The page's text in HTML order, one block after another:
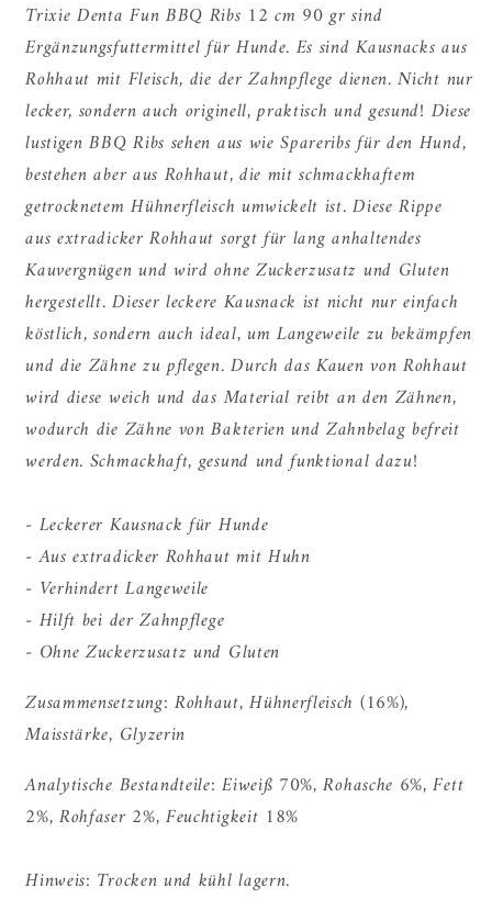
Rippen
Rippen
Trixie Denta Fun BBQ Ribs 12 cm 90 gr sind
Ergänzungsfuttermittel für Hunde. Es sind Kausnacks aus
Rohhaut mit Fleisch, die der Zahnpflege dienen. Nicht nur
lecker, sondern auch originell, praktisch und gesund! Diese
lustigen BBQ Ribs sehen aus wie Spareribs für den Hund,
bestehen aber aus Rohhaut, die mit schmackhaftem
getrocknetem Hühnerfleisch umwickelt ist. Diese Rippe
aus extradicker Rohhaut sorgt für lang anhaltendes
Kauvergnügen und wird ohne Zuckerzusatz und Gluten
hergestellt. Dieser leckere Kausnack ist nicht nur einfach
köstlich, sondern auch ideal, um Langeweile zu bekämpfen
und die Zähne zu pflegen. Durch das Kauen von Rohhaut
wird diese weich und das Material reibt an den Zähnen,
wodurch die Zähne von Bakterien und Zahnbelag befreit
werden. Schmackhaft, gesund und funktional dazu!
- Leckerer Kausnack für Hunde
- Aus extradicker Rohhaut mit Huhn
- Verhindert Langeweile
- Hilft bei der Zahnpflege
- Ohne Zuckerzusatz und Gluten
Zusammensetzung: Rohhaut, Hühnerfleisch (16%),
Maisstärke, Glyzerin
Analytische Bestandteile: Eiweiß 70%, Rohasche 6%, Fett
2%, Rohfaser 2%, Feuchtigkeit 18%
Hinweis: Trocken und kühl lagern.